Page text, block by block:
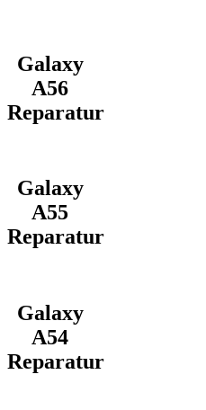
Galaxy
A56
Reparatur
Galaxy
A55
Reparatur
Galaxy
A54
Reparatur